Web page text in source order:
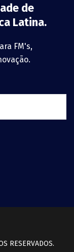
de
Latina.
FM's,
RESERVADOS.